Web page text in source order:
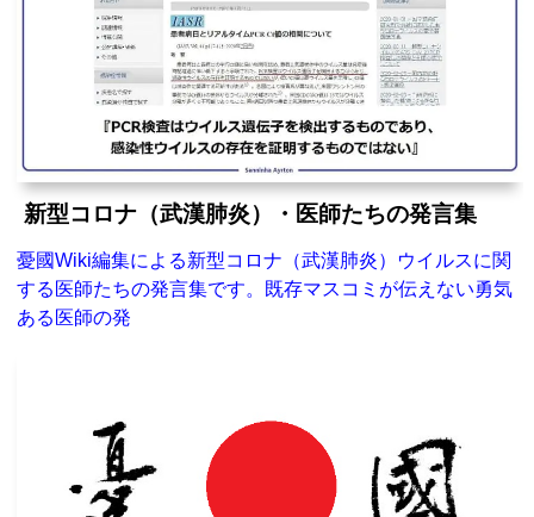
新型コロナ（武漢肺炎）・医師たちの発言集
憂國Wiki編集による新型コロナ（武漢肺炎）ウイルスに関
する医師たちの発言集です。既存マスコミが伝えない勇気
ある医師の発